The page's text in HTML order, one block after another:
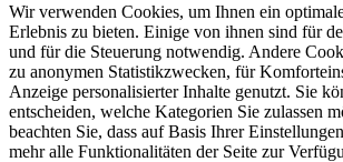
Wir verwenden Cookies, um Ihnen ein
Erlebnis zu bieten. Einige von ihnen sind für
und für die Steuerung notwendig. Andere
zu anonymen Statistikzwecken, für
Anzeige personalisierter Inhalte genutzt. Sie
entscheiden, welche Kategorien Sie zulassen
beachten Sie, dass auf Basis Ihrer
mehr alle Funktionalitäten der Seite zur